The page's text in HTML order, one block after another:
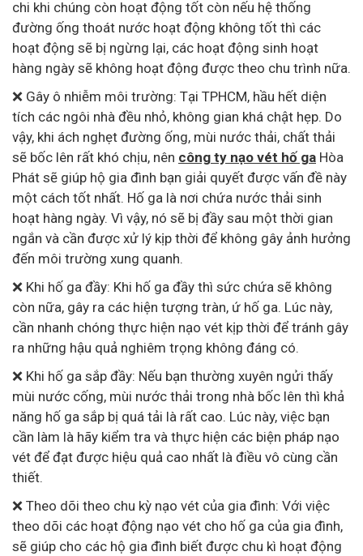
chi khi chúng còn hoạt động tốt còn nếu hệ thống
đường ống thoát nước hoạt động không tốt thì các
hoạt động sẽ bị ngừng lại, các hoạt động sinh hoạt
hàng ngày sẽ không hoạt động được theo chu trình nữa.
❌ Gây ô nhiễm môi trường: Tại TPHCM, hầu hết diện
tích các ngôi nhà đều nhỏ, không gian khá chật hẹp. Do
vậy, khi ách nghẹt đường ống, mùi nước thải, chất thải
sẽ bốc lên rất khó chịu, nên công ty nạo vét hố ga Hòa
Phát sẽ giúp hộ gia đình bạn giải quyết được vấn đề này
một cách tốt nhất. Hố ga là nơi chứa nước thải sinh
hoạt hàng ngày. Vì vậy, nó sẽ bị đầy sau một thời gian
ngắn và cần được xử lý kịp thời để không gây ảnh hưởng
đến môi trường xung quanh.
❌ Khi hố ga đầy: Khi hố ga đầy thì sức chứa sẽ không
còn nữa, gây ra các hiện tượng tràn, ứ hố ga. Lúc này,
cần nhanh chóng thực hiện nạo vét kịp thời để tránh gây
ra những hậu quả nghiêm trọng không đáng có.
❌ Khi hố ga sắp đầy: Nếu bạn thường xuyên ngửi thấy
mùi nước cống, mùi nước thải trong nhà bốc lên thì khả
năng hố ga sắp bị quá tải là rất cao. Lúc này, việc bạn
cần làm là hãy kiểm tra và thực hiện các biện pháp nạo
vét để đạt được hiệu quả cao nhất là điều vô cùng cần
thiết.
❌ Theo dõi theo chu kỳ nạo vét của gia đình: Với việc
theo dõi các hoạt động nạo vét cho hố ga của gia đình,
sẽ giúp cho các hộ gia đình biết được chu kì hoạt động